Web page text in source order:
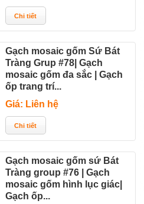
Gạch mosaic gốm Sứ Bát
Tràng Grup #78| Gạch
mosaic gốm đa sắc | Gạch
ốp trang trí...
Giá: Liên hệ
Gạch mosaic gốm sứ Bát
Tràng group #76 | Gạch
mosaic gốm hình lục giác|
Gạch ốp...